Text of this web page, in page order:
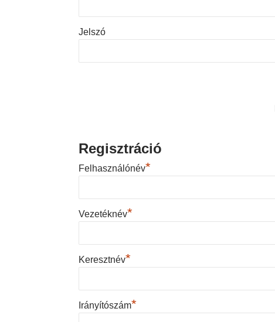
Jelszó
Regisztráció
Felhasználónév*
Vezetéknév*
Keresztnév*
Irányítószám*